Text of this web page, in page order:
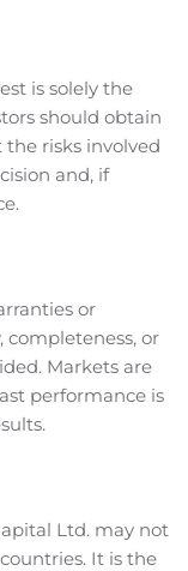
SUORAAN TAI
TAI
VAADITAAN
TAI
is solely the
should obtain
risks involved
and, if
or
completeness, or
Markets are
performance is
Ltd. may not
It is the